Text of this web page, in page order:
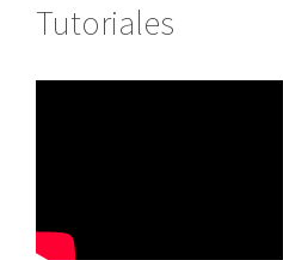
Tutoriales